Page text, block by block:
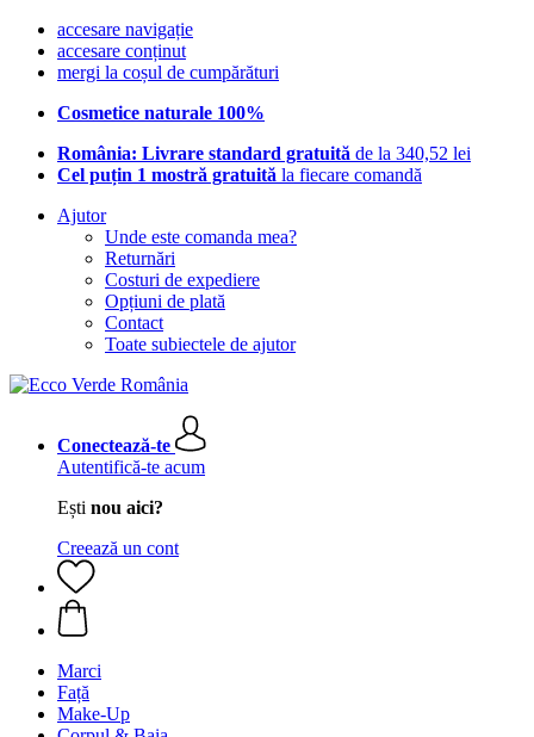
accesare navigație
accesare conținut
mergi la coșul de cumpărături
Cosmetice naturale 100%
România: Livrare standard gratuită de la 340,52 lei
Cel puțin 1 mostră gratuită la fiecare comandă
Ajutor
Unde este comanda mea?
Returnări
Costuri de expediere
Opțiuni de plată
Contact
Toate subiectele de ajutor
Conectează-te
Autentifică-te acum
Ești nou aici?
Creează un cont
Marci
Față
Make-Up